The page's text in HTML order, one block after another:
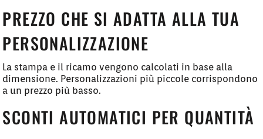
PREZZO CHE SI ADATTA ALLA TUA
PERSONALIZZAZIONE
La stampa e il ricamo vengono calcolati in base alla
dimensione. Personalizzazioni più piccole corrispondono
a un prezzo più basso.
SCONTI AUTOMATICI PER QUANTITÀ